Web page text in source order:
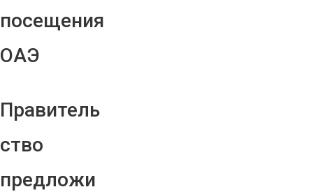
посещения
ОАЭ
Правитель
ство
предложи